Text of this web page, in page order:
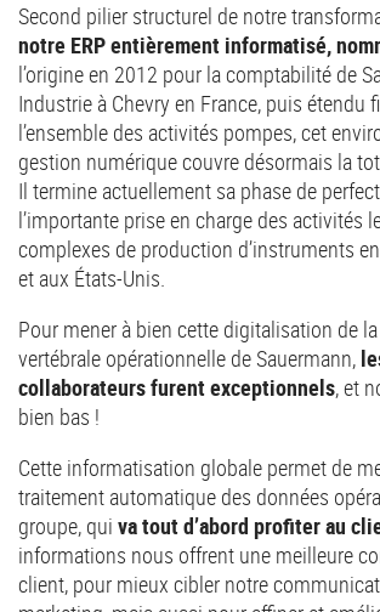
Second pilier structurel de notre
notre ERP entièrement informatisé,
l’origine en 2012 pour la comptabilité de
Industrie à Chevry en France, puis étendu
l’ensemble des activités pompes, cet
gestion numérique couvre désormais la
Il termine actuellement sa phase de
l’importante prise en charge des activités
complexes de production d’instruments
et aux États-Unis.
Pour mener à bien cette digitalisation de
vertébrale opérationnelle de Sauermann,
collaborateurs furent exceptionnels, et
bien bas !
Cette informatisation globale permet de
traitement automatique des données
groupe, qui va tout d’abord profiter au
informations nous offrent une meilleure
client, pour mieux cibler notre